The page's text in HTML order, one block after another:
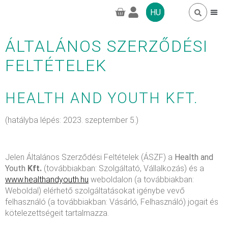
HU
ÁLTALÁNOS SZERZŐDÉSI
FELTÉTELEK
HEALTH AND YOUTH KFT.
(hatályba lépés: 2023. szeptember 5.)
Jelen Általános Szerződési Feltételek (ÁSZF) a Health and
Youth Kft. (továbbiakban: Szolgáltató, Vállalkozás) és a
www.healthandyouth.hu weboldalon (a továbbiakban:
Weboldal) elérhető szolgáltatásokat igénybe vevő
felhasználó (a továbbiakban: Vásárló, Felhasználó) jogait és
kötelezettségeit tartalmazza.